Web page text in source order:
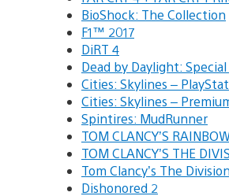
BioShock: The Collection
F1™ 2017
DiRT 4
Dead by Daylight:
Cities: Skylines –
Cities: Skylines –
Spintires: MudRunner
TOM CLANCY’S
TOM CLANCY’S THE
Tom Clancy’s The
Dishonored 2